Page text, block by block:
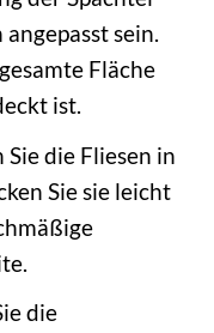
sein.
Fläche
ist.
Sie die Fliesen in
Sie sie leicht
die